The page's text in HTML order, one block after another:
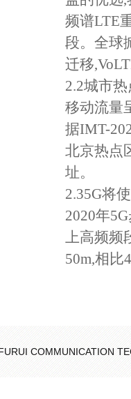
频谱LTE
段。全球
迁移
2.2城市
移动流量
据IMT-
北京热点
址。
2.35G将
2020年
上高频频
50m,相比
COMMUNICATION